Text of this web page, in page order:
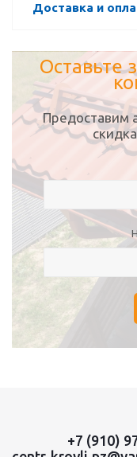
Доставка и
Оставьте
Предоставим
+7 (910)